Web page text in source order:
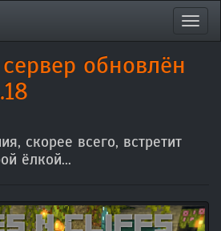
обновлён
скорее всего, встретит
ёлкой...